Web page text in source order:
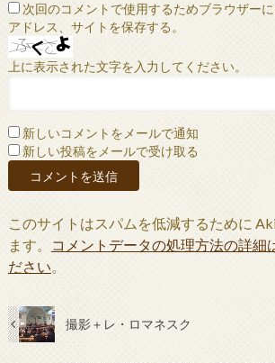
次回のコメントで使用するためブラウザー
アドレス、サイトを保存する。
上に表示された文字を入力してください。
新しいコメントをメールで通知
新しい投稿をメールで受け取る
このサイトはスパムを低減するために
ます。
コメントデータの処理方法の詳細
ださい。
撮影＋レ・ロマネスク